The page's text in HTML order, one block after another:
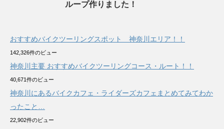
ループ作りました！
おすすめバイクツーリングスポット 神奈川エリア！！
142,326件のビュー
神奈川主要 おすすめバイクツーリングコース・ルート！！
40,671件のビュー
神奈川にあるバイクカフェ・ライダーズカフェまとめてみてわか
ったこと…
22,902件のビュー